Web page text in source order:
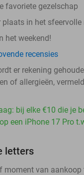
favoriete gezelschap
plaats in het
het weekend!
recensies
er rekening
of allergieën,
bij elke €10 die je
een iPhone 17 Pro
letters
moment van